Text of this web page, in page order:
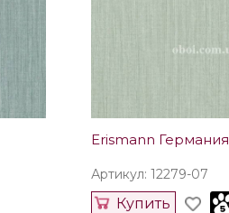
Erismann Германия
Артикул: 12279-07
Купить